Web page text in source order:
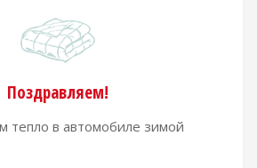
Поздравляем!
тепло в автомобиле зимой